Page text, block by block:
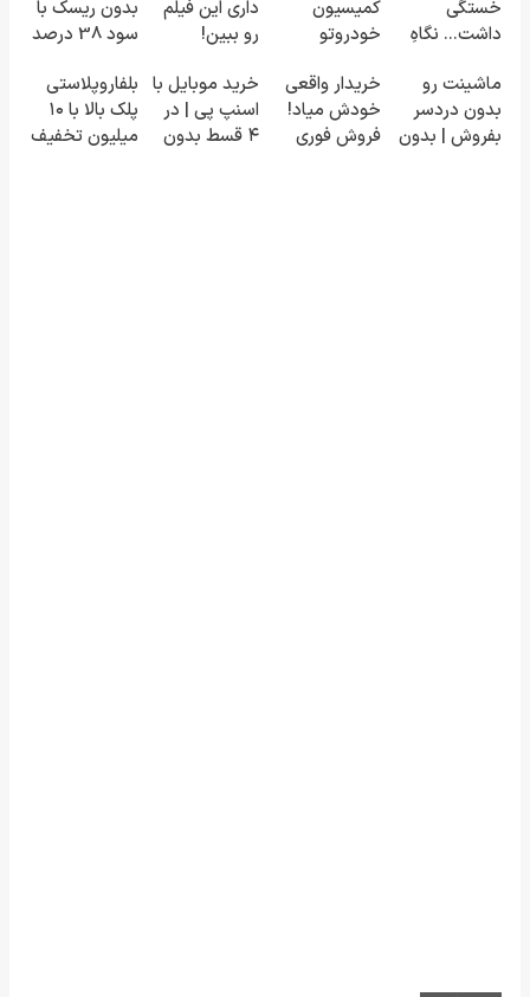
خستگی
داشت... نگاهِ
تخفیف
کمیسیون
خودروتو
داری این فیلم
رو ببین!
رو پر کن◖
بدون ریسک با
سود 38 درصد
ماشینت رو
بدون دردسر
بفروش | بدون
خریدار واقعی
خودش میاد!
فروش فوری
خرید موبایل با
اسنپ پی | در
۴ قسط بدون
بلفاروپلاستی
پلک بالا با ۱۰
میلیون تخفیف